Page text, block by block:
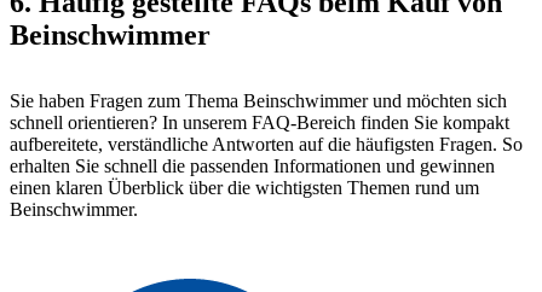
Beinschwimmer
Sie haben Fragen zum Thema Beinschwimmer und möchten sich
schnell orientieren? In unserem FAQ-Bereich finden Sie kompakt
aufbereitete, verständliche Antworten auf die häufigsten Fragen. So
erhalten Sie schnell die passenden Informationen und gewinnen
einen klaren Überblick über die wichtigsten Themen rund um
Beinschwimmer.